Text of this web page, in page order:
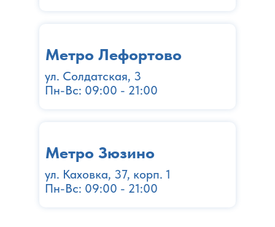
Метро Лефортово
ул. Солдатская, 3
Пн-Вс: 09:00 - 21:00
Метро Зюзино
ул. Каховка, 37, корп. 1
Пн-Вс: 09:00 - 21:00